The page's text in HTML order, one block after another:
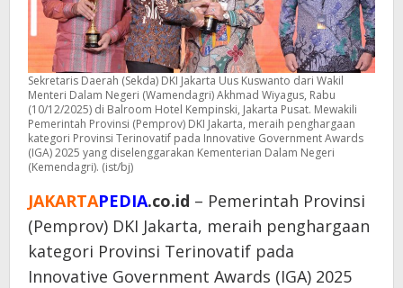
Sekretaris Daerah (Sekda) DKI Jakarta Uus Kuswanto dari Wakil
Menteri Dalam Negeri (Wamendagri) Akhmad Wiyagus, Rabu
(10/12/2025) di Balroom Hotel Kempinski, Jakarta Pusat. Mewakili
Pemerintah Provinsi (Pemprov) DKI Jakarta, meraih penghargaan
kategori Provinsi Terinovatif pada Innovative Government Awards
(IGA) 2025 yang diselenggarakan Kementerian Dalam Negeri
(Kemendagri). (ist/bj)
JAKARTAPEDIA.co.id – Pemerintah Provinsi
(Pemprov) DKI Jakarta, meraih penghargaan
kategori Provinsi Terinovatif pada
Innovative Government Awards (IGA) 2025